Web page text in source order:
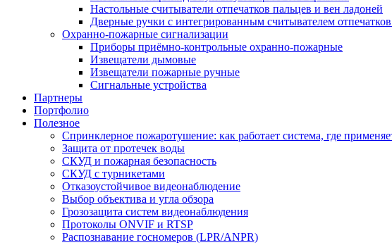
Настольные считыватели отпечатков пальцев и вен ладоней
Дверные ручки с интегрированным считывателем
Охранно-пожарные сигнализации
Приборы приёмно-контрольные охранно-пожарные
Извещатели дымовые
Извещатели пожарные ручные
Сигнальные устройства
Партнеры
Портфолио
Полезное
Спринклерное пожаротушение: как работает система, где
Защита от протечек воды
СКУД и пожарная безопасность
СКУД с турникетами
Отказоустойчивое видеонаблюдение
Выбор объектива и угла обзора
Грозозащита систем видеонаблюдения
Протоколы ONVIF и RTSP
Распознавание госномеров (LPR/ANPR)